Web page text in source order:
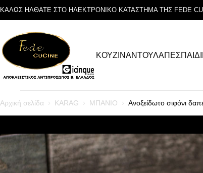
ΚΑΛΩΣ ΗΛΘΑΤΕ ΣΤΟ ΗΛΕΚΤΡΟΝΙΚΟ ΚΑΤΑΣΤΗΜΑ ΤΗΣ FEDE
ΚΟΥΖΙΝΑΝΤΟΥΛΑΠΕΣ
Αρχική σελίδα KARAG ΜΠΑΝΙΟ Ανοξείδωτο σιφόνι